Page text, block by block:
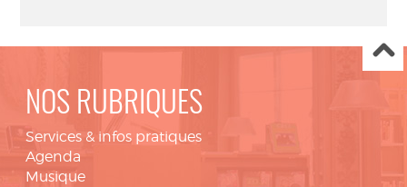
NOS RUBRIQUES
Services & infos pratiques
Agenda
Musique